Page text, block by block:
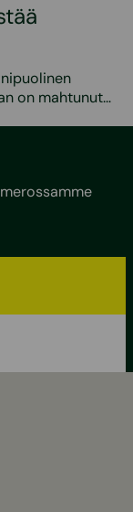
on mahtunut…